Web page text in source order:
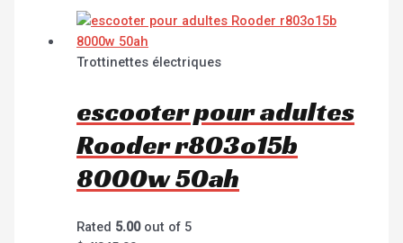
Trottinettes électriques
escooter pour adultes
Rooder r803o15b
8000w 50ah
Rated 5.00out of 5